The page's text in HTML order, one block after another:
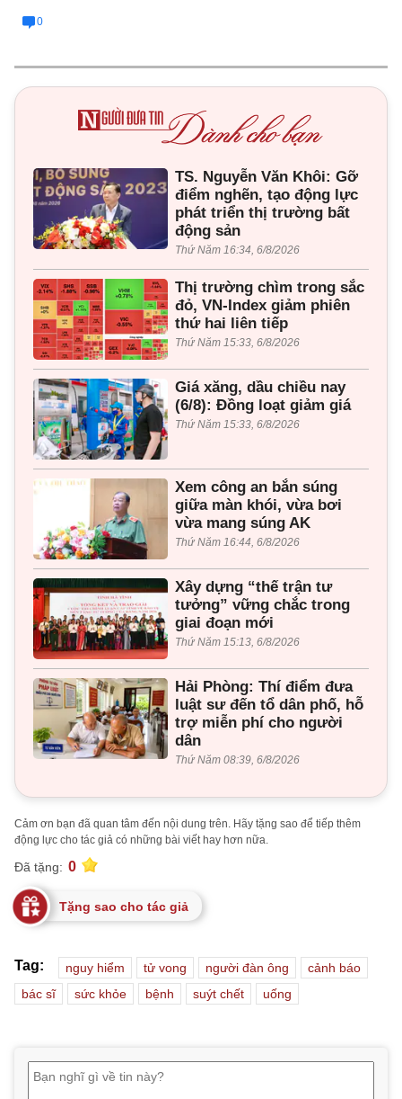
0
TS. Nguyễn Văn Khôi: Gỡ
điểm nghẽn, tạo động lực
phát triển thị trường bất
động sản
Thứ Năm 16:34, 6/8/2026
Thị trường chìm trong sắc
đỏ, VN-Index giảm phiên
thứ hai liên tiếp
Thứ Năm 15:33, 6/8/2026
Giá xăng, dầu chiều nay
(6/8): Đồng loạt giảm giá
Thứ Năm 15:33, 6/8/2026
Xem công an bắn súng
giữa màn khói, vừa bơi
vừa mang súng AK
Thứ Năm 16:44, 6/8/2026
Xây dựng “thế trận tư
tưởng” vững chắc trong
giai đoạn mới
Thứ Năm 15:13, 6/8/2026
Hải Phòng: Thí điểm đưa
luật sư đến tổ dân phố, hỗ
trợ miễn phí cho người
dân
Thứ Năm 08:39, 6/8/2026
Cảm ơn bạn đã quan tâm đến nội dung trên. Hãy tặng sao để tiếp thêm
động lực cho tác giả có những bài viết hay hơn nữa.
Đã tặng: 0
Tặng sao cho tác giả
Tag: nguy hiểm tử vong người đàn ông
cảnh báo
bác sĩ
sức khỏe bệnh suýt chết uống